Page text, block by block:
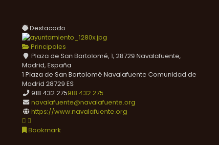
Destacado
Principales
Plaza de San Bartolomé, 1, 28729 Navalafuente,
Madrid, España
1 Plaza de San Bartolomé Navalafuente Comunidad de
Madrid 28729 ES
918 432 275918 432 275
navalafuente@navalafuente.org
https://www.navalafuente.org
Bookmark